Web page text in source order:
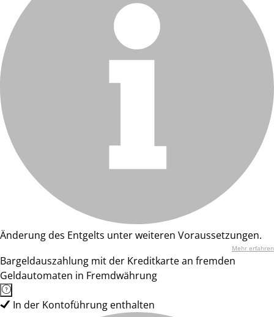
Änderung des Entgelts unter weiteren Voraussetzungen.
Mehr erfahren
Bargeldauszahlung mit der Kreditkarte an fremden
Geldautomaten in Fremdwährung
In der Kontoführung enthalten